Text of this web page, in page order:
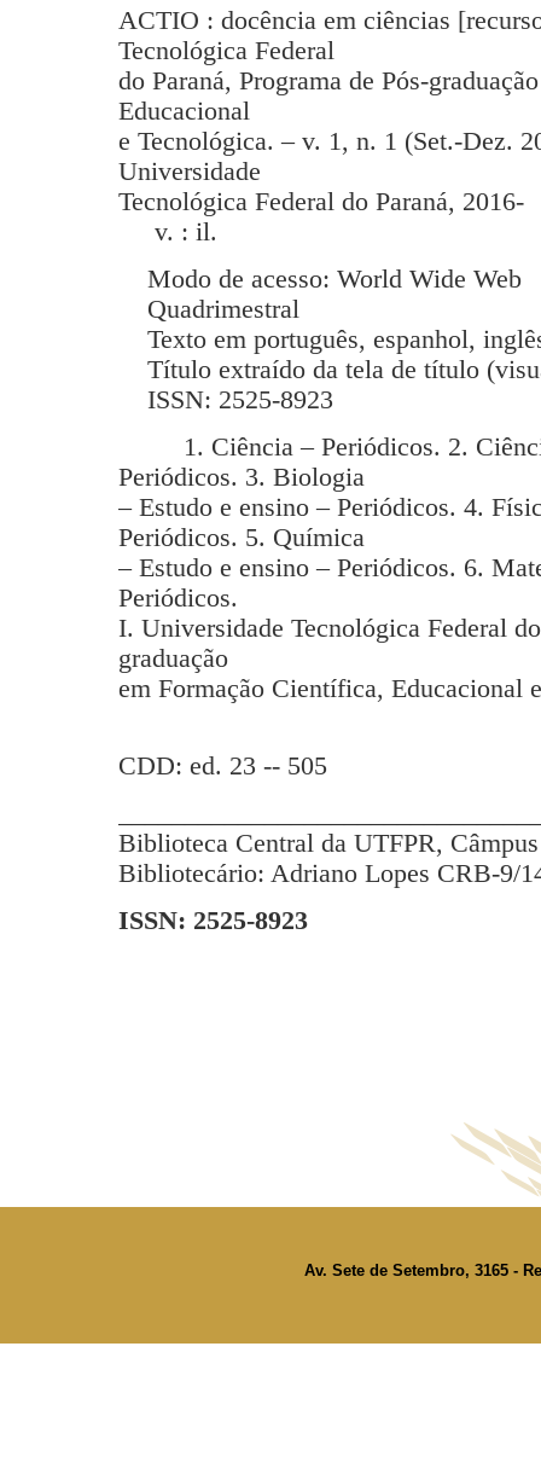
ACTIO : docência em ciências
Tecnológica Federal
do Paraná, Programa de Pós-
Educacional
e Tecnológica. – v. 1, n. 1 (Set.-Dez.
Universidade
Tecnológica Federal do Paraná, 2016-
v. : il.
Modo de acesso: World Wide Web
Quadrimestral
Texto em português, espanhol,
Título extraído da tela de título
ISSN: 2525-8923
1. Ciência – Periódicos. 2.
Periódicos. 3. Biologia
– Estudo e ensino – Periódicos. 4.
Periódicos. 5. Química
– Estudo e ensino – Periódicos. 6.
Periódicos.
I. Universidade Tecnológica Federal
graduação
em Formação Científica, Educacional
CDD: ed. 23 -- 505
Biblioteca Central da UTFPR,
Bibliotecário: Adriano Lopes CRB-9/
ISSN: 2525-8923
Av. Sete de Setembro, 3165 -